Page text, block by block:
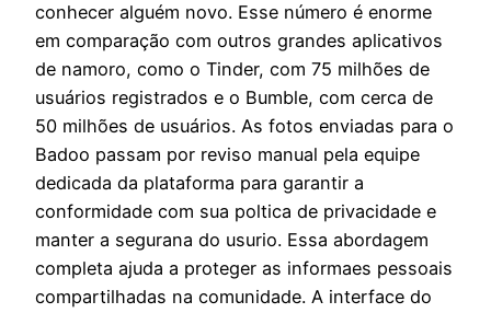
conhecer alguém novo. Esse número é enorme
em comparação com outros grandes aplicativos
de namoro, como o Tinder, com 75 milhões de
usuários registrados e o Bumble, com cerca de
50 milhões de usuários. As fotos enviadas para o
Badoo passam por reviso manual pela equipe
dedicada da plataforma para garantir a
conformidade com sua poltica de privacidade e
manter a segurana do usurio. Essa abordagem
completa ajuda a proteger as informaes pessoais
compartilhadas na comunidade. A interface do